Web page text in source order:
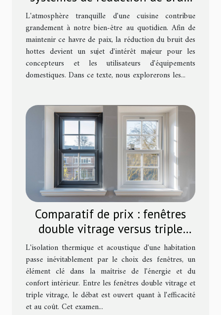
pour hottes
L'atmosphère tranquille d'une cuisine contribue
grandement à notre bien-être au quotidien. Afin de
maintenir ce havre de paix, la réduction du bruit des
hottes devient un sujet d'intérêt majeur pour les
concepteurs et les utilisateurs d'équipements
domestiques. Dans ce texte, nous explorerons les...
Comparatif de prix : fenêtres
double vitrage versus triple
vitrage
L'isolation thermique et acoustique d'une habitation
passe inévitablement par le choix des fenêtres, un
élément clé dans la maîtrise de l'énergie et du
confort intérieur. Entre les fenêtres double vitrage et
triple vitrage, le débat est ouvert quant à l'efficacité
et au coût. Cet examen...